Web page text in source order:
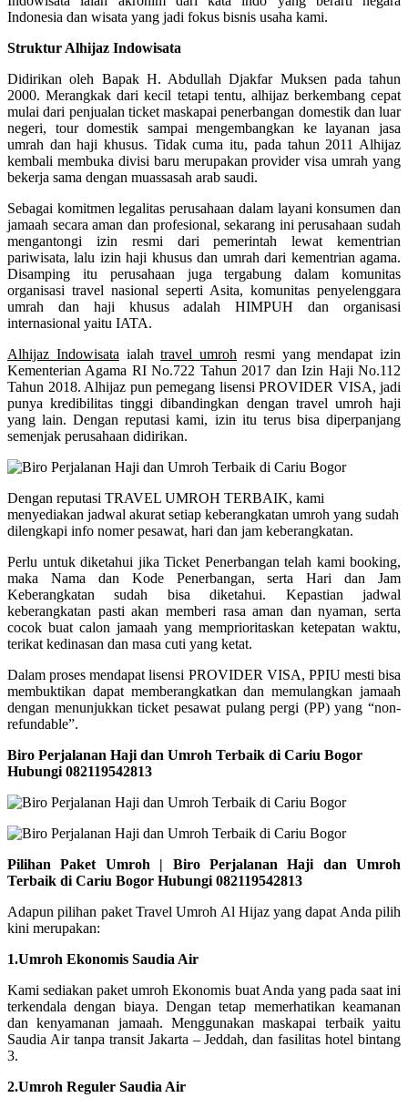
Indonesia dan wisata yang jadi fokus bisnis usaha kami.
Struktur Alhijaz Indowisata
Didirikan oleh Bapak H. Abdullah Djakfar Muksen pada tahun
2000. Merangkak dari kecil tetapi tentu, alhijaz berkembang cepat
mulai dari penjualan ticket maskapai penerbangan domestik dan luar
negeri, tour domestik sampai mengembangkan ke layanan jasa
umrah dan haji khusus. Tidak cuma itu, pada tahun 2011 Alhijaz
kembali membuka divisi baru merupakan provider visa umrah yang
bekerja sama dengan muassasah arab saudi.
Sebagai komitmen legalitas perusahaan dalam layani konsumen dan
jamaah secara aman dan profesional, sekarang ini perusahaan sudah
mengantongi izin resmi dari pemerintah lewat kementrian
pariwisata, lalu izin haji khusus dan umrah dari kementrian agama.
Disamping itu perusahaan juga tergabung dalam komunitas
organisasi travel nasional seperti Asita, komunitas penyelenggara
umrah dan haji khusus adalah HIMPUH dan organisasi
internasional yaitu IATA.
Alhijaz Indowisata ialahtravel umroh resmi yang mendapat izin
Kementerian Agama RI No.722 Tahun 2017 dan Izin Haji No.112
Tahun 2018. Alhijaz pun pemegang lisensi PROVIDER VISA, jadi
punya kredibilitas tinggi dibandingkan dengan travel umroh haji
yang lain. Dengan reputasi kami, izin itu terus bisa diperpanjang
semenjak perusahaan didirikan.
Dengan reputasi TRAVEL UMROH TERBAIK, kami
menyediakan jadwal akurat setiap keberangkatan umroh yang sudah
dilengkapi info nomer pesawat, hari dan jam keberangkatan.
Perlu untuk diketahui jika Ticket Penerbangan telah kami booking,
maka Nama dan Kode Penerbangan, serta Hari dan Jam
Keberangkatan sudah bisa diketahui. Kepastian jadwal
keberangkatan pasti akan memberi rasa aman dan nyaman, serta
cocok buat calon jamaah yang memprioritaskan ketepatan waktu,
terikat kedinasan dan masa cuti yang ketat.
Dalam proses mendapat lisensi PROVIDER VISA, PPIU mesti bisa
membuktikan dapat memberangkatkan dan memulangkan jamaah
dengan menunjukkan ticket pesawat pulang pergi (PP) yang “non-
refundable”.
Biro Perjalanan Haji dan Umroh Terbaik di Cariu Bogor
Hubungi 082119542813
Pilihan Paket Umroh | Biro Perjalanan Haji dan Umroh
Terbaik di Cariu Bogor Hubungi 082119542813
Adapun pilihan paket Travel Umroh Al Hijaz yang dapat Anda pilih
kini merupakan:
1.Umroh Ekonomis Saudia Air
Kami sediakan paket umroh Ekonomis buat Anda yang pada saat ini
terkendala dengan biaya. Dengan tetap memerhatikan keamanan
dan kenyamanan jamaah. Menggunakan maskapai terbaik yaitu
Saudia Air tanpa transit Jakarta – Jeddah, dan fasilitas hotel bintang
3.
2.Umroh Reguler Saudia Air